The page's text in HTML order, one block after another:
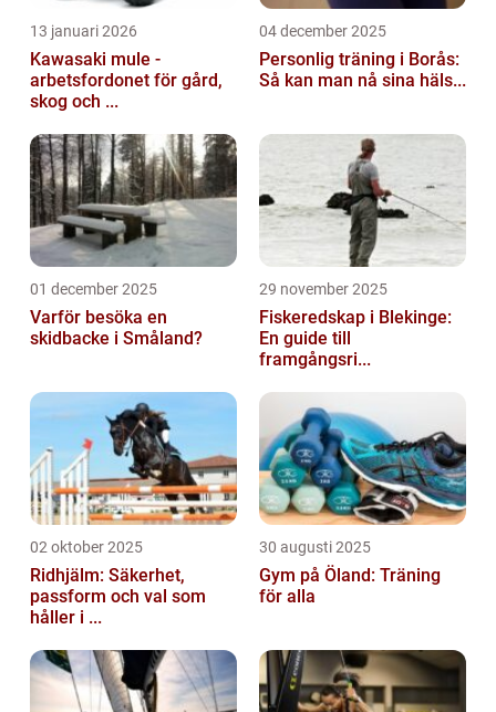
13 januari 2026
Kawasaki mule -
arbetsfordonet för gård,
skog och ...
04 december 2025
Personlig träning i Borås:
Så kan man nå sina häls...
01 december 2025
Varför besöka en
skidbacke i Småland?
29 november 2025
Fiskeredskap i Blekinge:
En guide till
framgångsri...
02 oktober 2025
Ridhjälm: Säkerhet,
passform och val som
håller i ...
30 augusti 2025
Gym på Öland: Träning
för alla